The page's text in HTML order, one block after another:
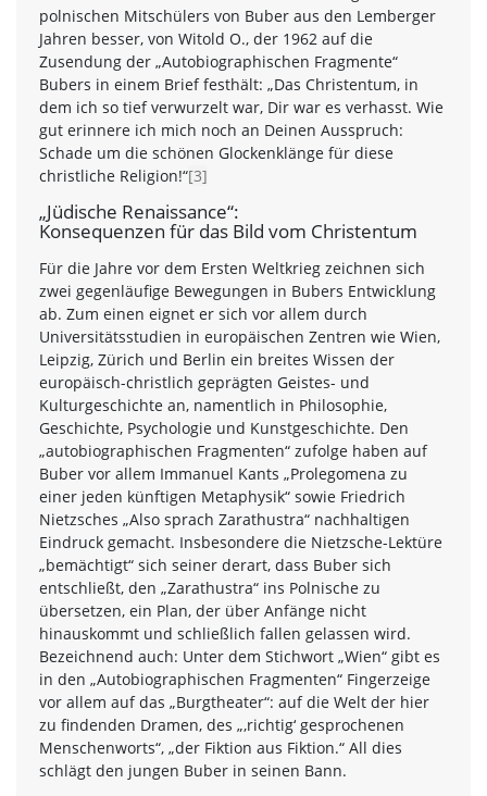
polnischen Mitschülers von Buber aus den Lemberger
Jahren besser, von Witold O., der 1962 auf die
Zusendung der „Autobiographischen Fragmente“
Bubers in einem Brief festhält: „Das Christentum, in
dem ich so tief verwurzelt war, Dir war es verhasst. Wie
gut erinnere ich mich noch an Deinen Ausspruch:
Schade um die schönen Glockenklänge für diese
christliche Religion!“[3]
„Jüdische Renaissance“:
Konsequenzen für das Bild vom Christentum
Für die Jahre vor dem Ersten Weltkrieg zeichnen sich
zwei gegenläufige Bewegungen in Bubers Entwicklung
ab. Zum einen eignet er sich vor allem durch
Universitätsstudien in europäischen Zentren wie Wien,
Leipzig, Zürich und Berlin ein breites Wissen der
europäisch-christlich geprägten Geistes- und
Kulturgeschichte an, namentlich in Philosophie,
Geschichte, Psychologie und Kunstgeschichte. Den
„autobiographischen Fragmenten“ zufolge haben auf
Buber vor allem Immanuel Kants „Prolegomena zu
einer jeden künftigen Metaphysik“ sowie Friedrich
Nietzsches „Also sprach Zarathustra“ nachhaltigen
Eindruck gemacht. Insbesondere die Nietzsche-Lektüre
„bemächtigt“ sich seiner derart, dass Buber sich
entschließt, den „Zarathustra“ ins Polnische zu
übersetzen, ein Plan, der über Anfänge nicht
hinauskommt und schließlich fallen gelassen wird.
Bezeichnend auch: Unter dem Stichwort „Wien“ gibt es
in den „Autobiographischen Fragmenten“ Fingerzeige
vor allem auf das „Burgtheater“: auf die Welt der hier
zu findenden Dramen, des „‚richtig‘ gesprochenen
Menschenworts“, „der Fiktion aus Fiktion.“ All dies
schlägt den jungen Buber in seinen Bann.